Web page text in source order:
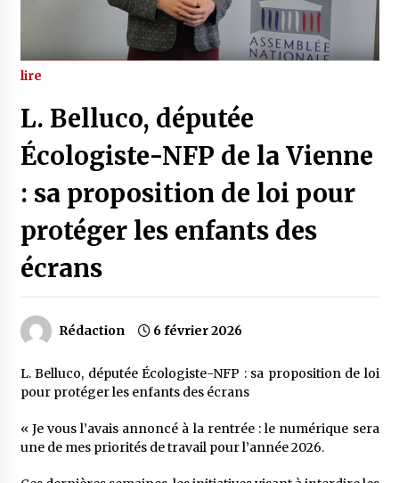
lire
L. Belluco, députée
Écologiste-NFP de la Vienne
: sa proposition de loi pour
protéger les enfants des
écrans
Rédaction 6 février 2026
L. Belluco, députée Écologiste-NFP : sa proposition de loi
pour protéger les enfants des écrans
« Je vous l’avais annoncé à la rentrée : le numérique sera
une de mes priorités de travail pour l’année 2026.